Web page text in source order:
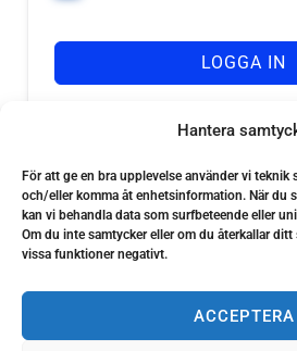
Hantera
För att ge en bra upplevelse använder vi teknik
och/eller komma åt enhetsinformation. När du
kan vi behandla data som surfbeteende eller
Om du inte samtycker eller om du återkallar
vissa funktioner negativt.
ACCEPTERA
LOGGA IN
Har du inget konto?